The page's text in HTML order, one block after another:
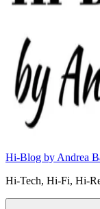
Hi-Blog by Andrea
Hi-Tech, Hi-Fi, Hi-